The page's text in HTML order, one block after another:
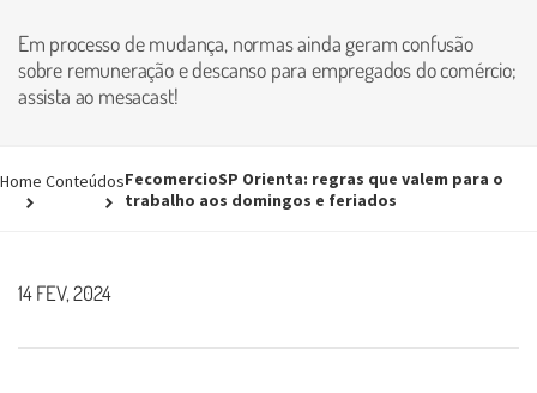
Em processo de mudança, normas ainda geram confusão
sobre remuneração e descanso para empregados do comércio;
assista ao mesacast!
Home ConteúdosFecomercioSP Orienta: regras que valem para o
trabalho aos domingos e feriados
14 FEV, 2024